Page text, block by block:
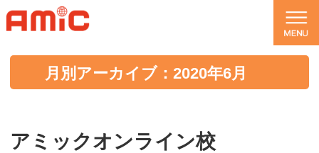
月別アーカイブ：2020年6月
アミックオンライン校